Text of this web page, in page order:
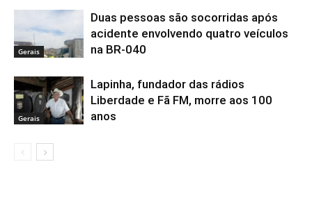
Gerais
Duas pessoas são socorridas após
acidente envolvendo quatro veículos
na BR-040
Gerais
Lapinha, fundador das rádios
Liberdade e Fã FM, morre aos 100
anos